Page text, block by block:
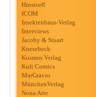
Hinstorff
ICOM
Insektenhaus-Verlag
Interviews
Jacoby & Stuart
Knesebeck
Kosmos Verlag
Kult Comics
MarGravio
MünchenVerlag
Nona Arte